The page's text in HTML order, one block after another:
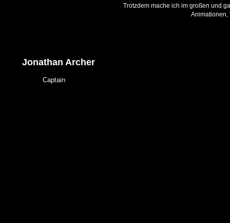
Trotzdem mache ich im großen und
Animationen,
Jonathan Archer
Captain